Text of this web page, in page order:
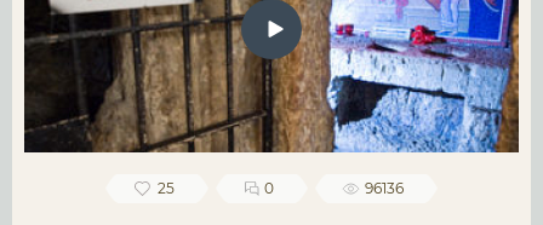
25 0 96136